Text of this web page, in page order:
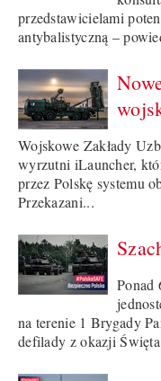
przedstawicielami
antybalistyczną –
Wojskowe Zakłady
wyrzutni iLauncher,
przez Polskę systemu
Przekazani...
Ponad
na terenie 1 Brygady
defilady z okazji